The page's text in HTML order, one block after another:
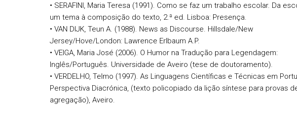
• SERAFINI, Maria Teresa (1991). Como se faz um trabalho escolar. Da
um tema à composição do texto, 2.ª ed. Lisboa: Presença.
• VAN DIJK, Teun A. (1988). News as Discourse. Hillsdale/New
Jersey/Hove/London: Lawrence Erlbaum A.P.
• VEIGA, Maria José (2006). O Humor na Tradução para Legendagem:
Inglês/Português. Universidade de Aveiro (tese de doutoramento).
• VERDELHO, Telmo (1997). As Linguagens Científicas e Técnicas em
Perspectiva Diacrónica, (texto policopiado da lição síntese para provas
agregação), Aveiro.